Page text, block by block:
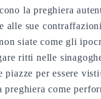
la preghiera
alle sue
siate come gli
ritti nelle
piazze per essere
preghiera come